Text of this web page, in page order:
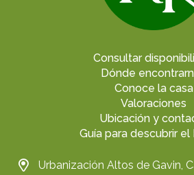
Consultar
Dónde
Conoce la casa
Valoraciones
Ubicación y
Guía para descubrir el
Urbanización Altos de Gavin,